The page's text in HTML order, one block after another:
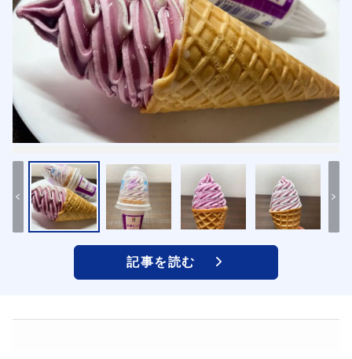
記事を読む